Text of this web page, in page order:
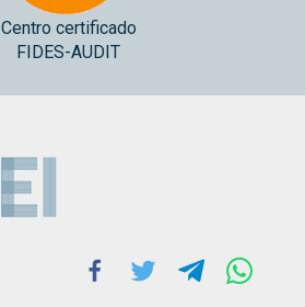
Centro certificado
FIDES-AUDIT
Facebook
Twitter Telegram